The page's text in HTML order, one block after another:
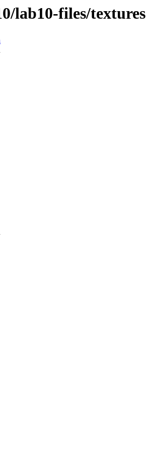
lab10-files/textures